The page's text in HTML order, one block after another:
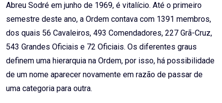
Abreu Sodré em junho de 1969, é vitalício. Até o primeiro
semestre deste ano, a Ordem contava com 1391 membros,
dos quais 56 Cavaleiros, 493 Comendadores, 227 Grã-Cruz,
543 Grandes Oficiais e 72 Oficiais. Os diferentes graus
definem uma hierarquia na Ordem, por isso, há possibilidade
de um nome aparecer novamente em razão de passar de
uma categoria para outra.